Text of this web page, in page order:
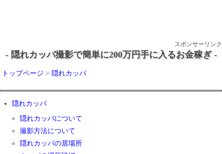
スポンサーリンク
- 隠れカッパ撮影で簡単に200万円手に入るお金稼ぎ -
トップページ > 隠れカッパ
隠れカッパ
隠れカッパについて
撮影方法について
隠れカッパの居場所